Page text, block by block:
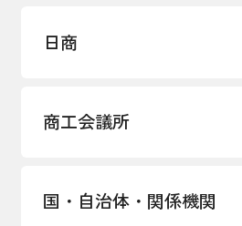
日商
商工会議所
国・自治体・関係機関